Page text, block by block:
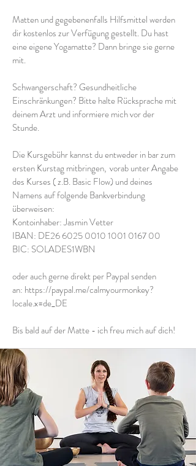
Matten und gegebenenfalls Hilfsmittel werden
dir kostenlos zur Verfügung gestellt. Du hast
eine eigene Yogamatte? Dann bringe sie gerne
mit.
Schwangerschaft? Gesundheitliche
Einschränkungen? Bitte halte Rücksprache mit
deinem Arzt und informiere mich vor der
Stunde.
Die Kursgebühr kannst du entweder in bar zum
ersten Kurstag mitbringen, vorab unter Angabe
des Kurses ( z.B. Basic Flow) und deines
Namens auf folgende Bankverbindung
überweisen:
Kontoinhaber: Jasmin Vetter
IBAN: DE266025 0010 1001 016700
BIC: SOLADES1WBN
oder auch gerne direkt per Paypal senden
an: https://paypal.me/calmyourmonkey?
locale.x=de_DE
Bis bald auf der Matte - ich freu mich auf dich!